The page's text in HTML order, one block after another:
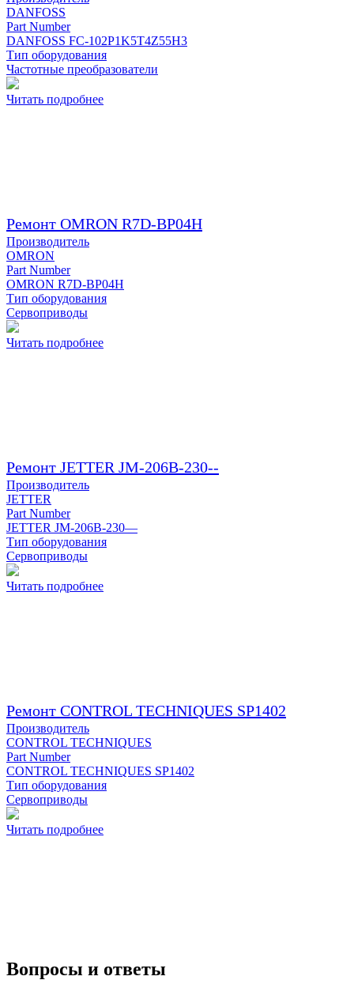
DANFOSS
Part Number
DANFOSS FC-102P1K5T4Z55H3
Тип оборудования
Частотные преобразователи
Читать подробнее
Ремонт OMRON R7D-BP04H
Производитель
OMRON
Part Number
OMRON R7D-BP04H
Тип оборудования
Сервоприводы
Читать подробнее
Ремонт JETTER JM-206B-230--
Производитель
JETTER
Part Number
JETTER JM-206B-230—
Тип оборудования
Сервоприводы
Читать подробнее
Ремонт CONTROL TECHNIQUES SP1402
Производитель
CONTROL TECHNIQUES
Part Number
CONTROL TECHNIQUES SP1402
Тип оборудования
Сервоприводы
Читать подробнее
Вопросы и ответы